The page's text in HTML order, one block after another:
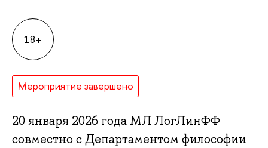
18+
Мероприятие завершено
20 января 2026 года МЛ ЛогЛинФФ
совместно с Департаментом философии